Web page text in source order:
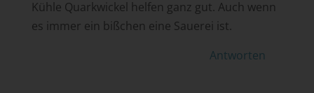
Kühle Quarkwickel helfen ganz gut. Auch wenn
es immer ein bißchen eine Sauerei ist.
Antworten